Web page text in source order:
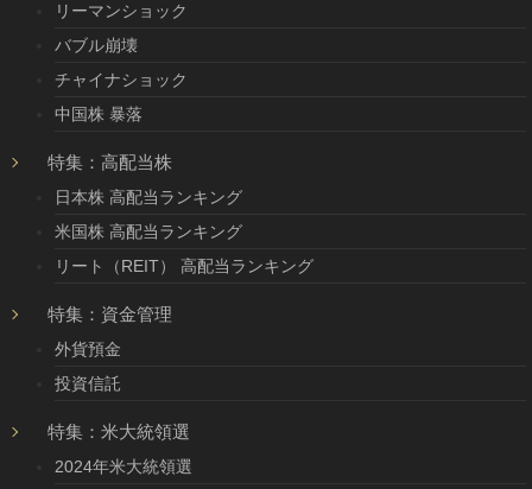
リーマンショック
バブル崩壊
チャイナショック
中国株 暴落
特集：高配当株
日本株 高配当ランキング
米国株 高配当ランキング
リート（REIT） 高配当ランキング
特集：資金管理
外貨預金
投資信託
特集：米大統領選
2024年米大統領選